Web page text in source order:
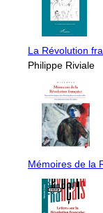
La Révolution
Philippe Riviale
Mémoires de la